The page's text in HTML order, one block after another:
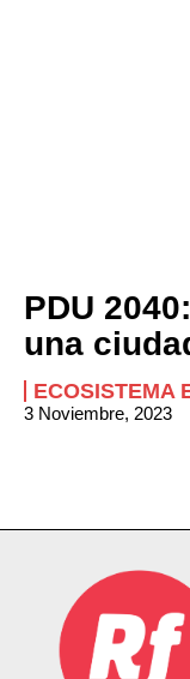
PDU
una
ECOSISTEMA
3 Noviembre, 2023